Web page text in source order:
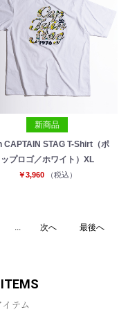
新商品
CAPTAIN STAG T-Shirt（ポ
ップロゴ／ホワイト）XL
￥3,960 （税込）
次へ 最後へ
ITEMS
テム